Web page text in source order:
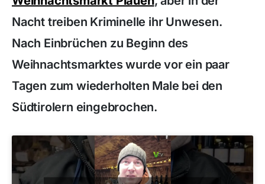
Nacht treiben Kriminelle ihr Unwesen.
Nach Einbrüchen zu Beginn des
Weihnachtsmarktes wurde vor ein paar
Tagen zum wiederholten Male bei den
Südtirolern eingebrochen.